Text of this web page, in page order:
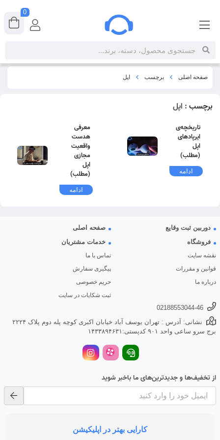
صفحه اصلی برچسب اپل
برچسب : اپل
تاریخچه‌ی
ایرپادهای
اپل
(مطلب)
ادامه
معرفی
هدست
واقعیت
مجازی
اپل
(مطلب)
ادامه
دوربین ثبت وقایع
صفحه اصلی
فروشگاه
نقشه سایت
قوانین و مقررات
درباره ما
خدمات مشتریان
تماس با ما
پیگیری سفارش
حریم خصوصی
ثبت شکایات در سایت
02188553044-46
نشانی: آدرس : تهران یوسف آباد خیابان اکبری کوچه پله دوم پلاک ۲۲۲۴
برج سرو ساعی واحد ۹۰۱ کدپستی:۱۴۳۳۸۹۴۶۳۱
از تخفیف‌ها و جدیدترین‌های ما باخبر شوید
کارایی بهتر در اپلیکیشن
0